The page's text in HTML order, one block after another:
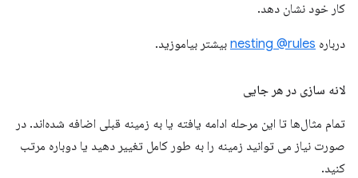
کار خود نشان دهد.
درباره nesting @rules بیشتر بیاموزید.
لانه سازی در هر جایی
تمام مثال‌ها تا این مرحله ادامه یافته یا به زمینه قبلی اضافه شده‌اند. در
صورت نیاز می توانید زمینه را به طور کامل تغییر دهید یا دوباره مرتب
کنید.